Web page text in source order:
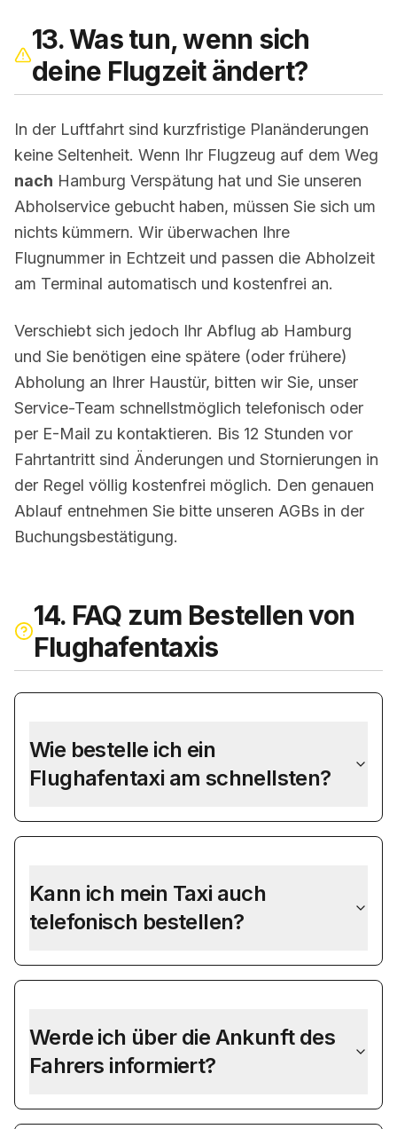
13. Was tun, wenn sich
deine Flugzeit ändert?
In der Luftfahrt sind kurzfristige Planänderungen
keine Seltenheit. Wenn Ihr Flugzeug auf dem Weg
nach Hamburg Verspätung hat und Sie unseren
Abholservice gebucht haben, müssen Sie sich um
nichts kümmern. Wir überwachen Ihre
Flugnummer in Echtzeit und passen die Abholzeit
am Terminal automatisch und kostenfrei an.
Verschiebt sich jedoch Ihr Abflug ab Hamburg
und Sie benötigen eine spätere (oder frühere)
Abholung an Ihrer Haustür, bitten wir Sie, unser
Service-Team schnellstmöglich telefonisch oder
per E-Mail zu kontaktieren. Bis 12 Stunden vor
Fahrtantritt sind Änderungen und Stornierungen in
der Regel völlig kostenfrei möglich. Den genauen
Ablauf entnehmen Sie bitte unseren AGBs in der
Buchungsbestätigung.
14. FAQ zum Bestellen von
Flughafentaxis
Wie bestelle ich ein
Flughafentaxi am schnellsten?
Kann ich mein Taxi auch
telefonisch bestellen?
Werde ich über die Ankunft des
Fahrers informiert?